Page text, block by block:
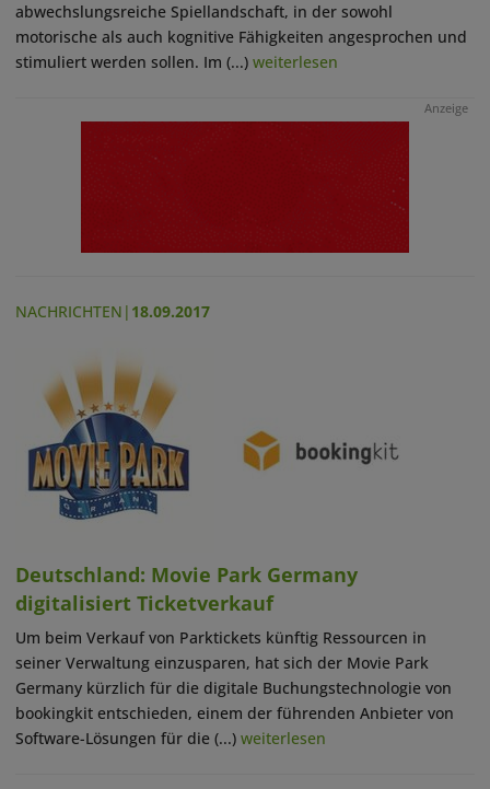
abwechslungsreiche Spiellandschaft, in der sowohl
motorische als auch kognitive Fähigkeiten angesprochen und
stimuliert werden sollen. Im (...) weiterlesen
Anzeige
NACHRICHTEN | 18.09.2017
Deutschland: Movie Park Germany
digitalisiert Ticketverkauf
Um beim Verkauf von Parktickets künftig Ressourcen in
seiner Verwaltung einzusparen, hat sich der Movie Park
Germany kürzlich für die digitale Buchungstechnologie von
bookingkit entschieden, einem der führenden Anbieter von
Software-Lösungen für die (...) weiterlesen